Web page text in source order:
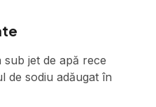
jet de apă rece
de sodiu adăugat în